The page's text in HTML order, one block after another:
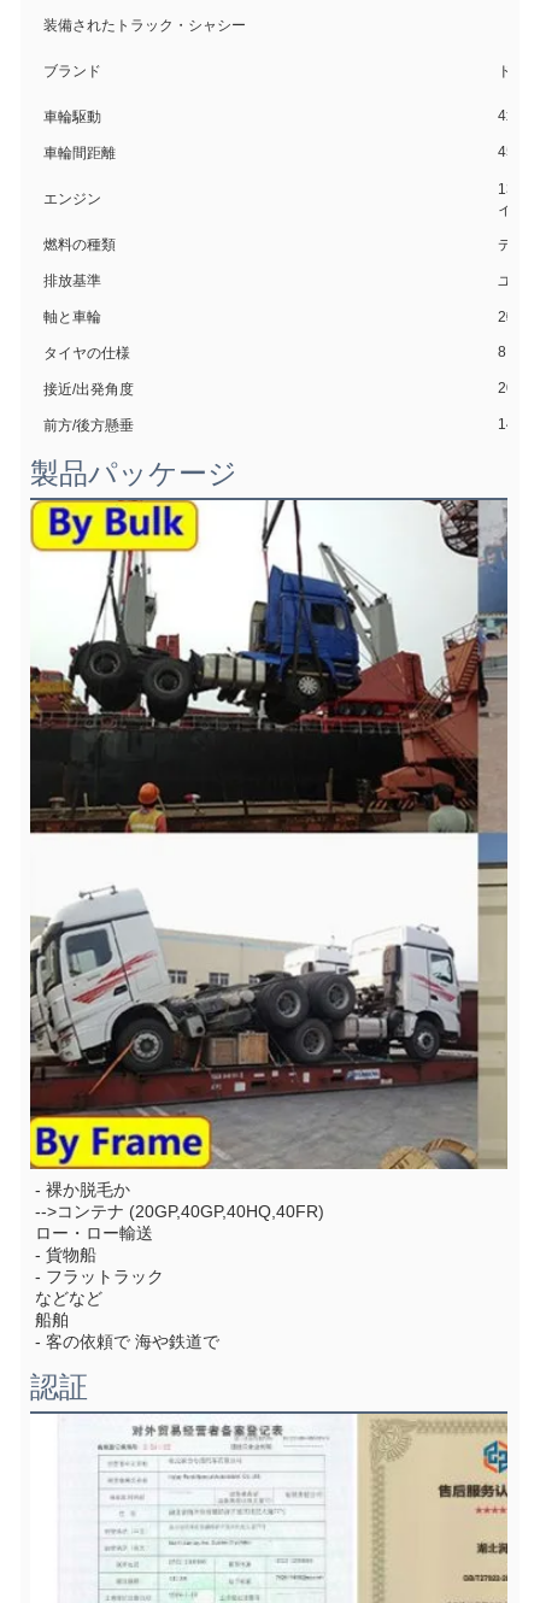
装備されたトラック・シャシー
ブランド ドン
車輪駆動
車輪間距離
エンジン
イン
燃料の種類 ディ
排放基準 ユー
軸と車輪 2軸,6
タイヤの仕様 8.00-
接近/出発角度 20/13°
前方/後方懸垂 1430/
製品パッケージ
- 裸か脱毛か
-->コンテナ (20GP,40GP,40HQ,40FR)
ロー・ロー輸送
- 貨物船
- フラットラック
などなど
船舶
- 客の依頼で 海や鉄道で
認証